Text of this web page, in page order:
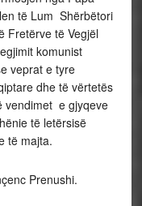
të Lum Shërbëtori
Fretërve të Vegjël
komunist
veprat e tyre
dhe të vërtetës
vendimet e gjyqeve
të letërsisë
të majta.
Prenushi.